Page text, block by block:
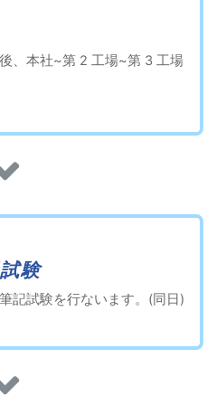
、本社~第 2 工場~第 3 工場
験
記試験を行ないます。(同日)